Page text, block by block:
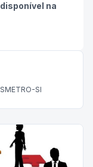
na
SI